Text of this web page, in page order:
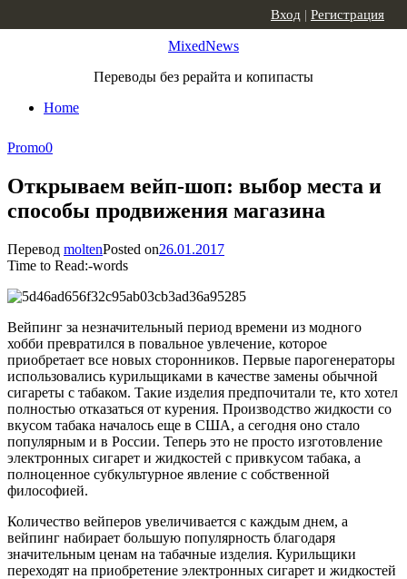
MixedNews
Переводы без рерайта и копипасты
Home
Вход | Регистрация
Promo0
Открываем вейп-шоп: выбор места и
способы продвижения магазина
Перевод moltenPosted on26.01.2017
Time to Read:-words
Вейпинг за незначительный период времени из модного
хобби превратился в повальное увлечение, которое
приобретает все новых сторонников. Первые парогенераторы
использовались курильщиками в качестве замены обычной
сигареты с табаком. Такие изделия предпочитали те, кто хотел
полностью отказаться от курения. Производство жидкости со
вкусом табака началось еще в США, а сегодня оно стало
популярным и в России. Теперь это не просто изготовление
электронных сигарет и жидкостей с привкусом табака, а
полноценное субкультурное явление с собственной
философией.
Количество вейперов увеличивается с каждым днем, а
вейпинг набирает большую популярность благодаря
значительным ценам на табачные изделия. Курильщики
переходят на приобретение электронных сигарет и жидкостей